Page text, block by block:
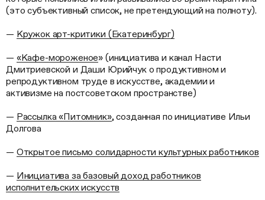
(это субъективный список, не претендующий на полноту).
— Кружок арт-критики (Екатеринбург)
— «Кафе-мороженое» (инициатива и канал Насти
Дмитриевской и Даши Юрийчук о продуктивном и
репродуктивном труде в искусстве, академии и
активизме на постсоветском пространстве)
— Рассылка «Питомник», созданная по инициативе Ильи
Долгова
— Открытое письмо солидарности культурных работников
— Инициатива за базовый доход работников
исполнительских искусств